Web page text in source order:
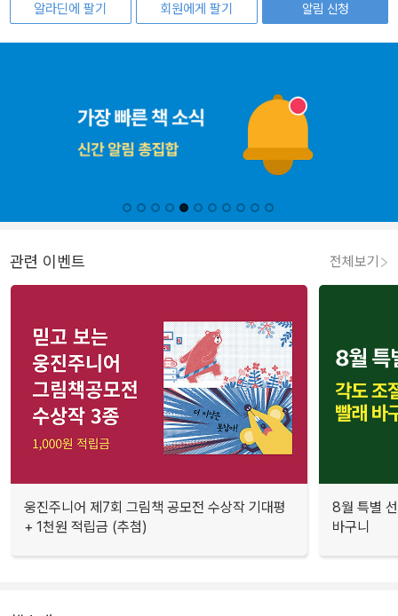
알라딘에 팔기
회원에게 팔기
알림 신청
관련 이벤트 전체보기
웅진주니어 제7회 그림책 공모전 수상작 기대평
+ 1천원 적립금 (추첨)
8월 특별
바구니